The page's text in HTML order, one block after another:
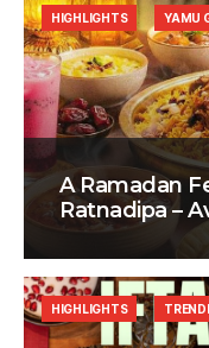
A Ramadan
Ratnadipa –
HIGHLIGHTS YAMU
HIGHLIGHTS